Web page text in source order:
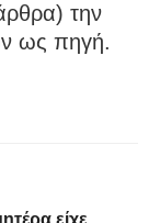
την
ως πηγή.